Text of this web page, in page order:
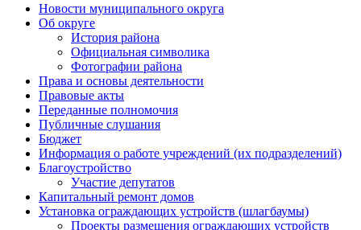
Новости муниципального округа
Об округе
История района
Официальная символика
Фотографии района
Права и основы деятельности
Правовые акты
Переданные полномочия
Публичные слушания
Бюджет
Информация о работе учреждений (их подразделений)
Благоустройство
Участие депутатов
Капитальный ремонт домов
Установка ограждающих устройств (шлагбаумы)
Проекты размещения ограждающих устройств